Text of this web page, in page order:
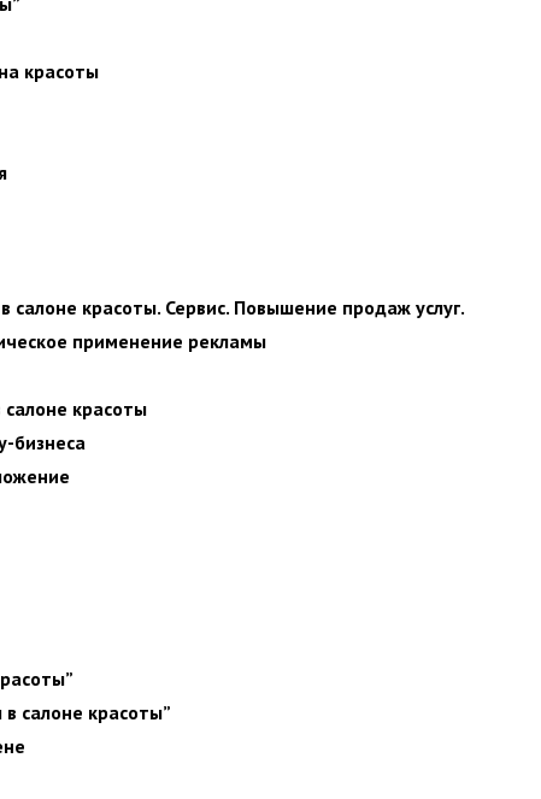
красоты
красоты. Сервис. Повышение продаж услуг.
применение рекламы
салоне красоты
бизнеса
салоне красоты”